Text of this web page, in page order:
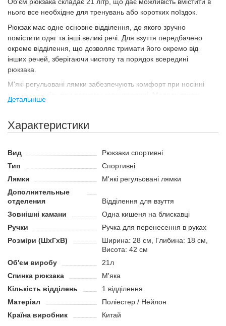
нього все необхідне для тренувань або коротких поїздок.
помістити одяг та інші великі речі. Для взуття передбачено
окреме відділення, що дозволяє тримати його окремо від
інших речей, зберігаючи чистоту та порядок всередині
рюкзака.
рюкзака, навіть при повному завантаженні. Модель також
оснащена однією кишенею на блискавці, яка підходить для
гаманець. Ручка для перенесення в руках додає зручності
використання рюкзака.
додатковий комфорт під час тривалого носіння.
Призначення
Призначений для використання під час занять спортом,
походів до тренажерного залу чи активного відпочинку. Він
чудово підійде для перенесення спортивного одягу, взуття та
необхідних аксесуарів.
Переваги:
Відрізняється легкою вагою, що полегшує її носіння навіть
при повному завантаженні.
Розроблено з урахуванням зручності користувача,
забезпечуючи рівномірний розподіл ваги для зниження
навантаження на спину та плечі.
Має сучасний спортивний дизайн, що підходить для різних
видів активності та стилів одягу.
Характеристики
Тип
М'які регульовані лямки
отделения
Зовнішні камани
Одна кишеня на блискавці
Ручка для перенесення в руках
Розміри (ШхГхВ)
Ширина: 28 см, Глибина: 18 см,
Висота: 42 см
Спинка рюкзака
Кількість відділень
Поліестер / Нейлон
Країна виробник